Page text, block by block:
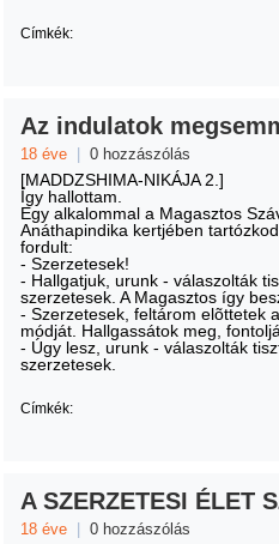
Címkék:
Az indulatok
18 éve 0 hozzászólás
[MADDZSHIMA-NIKÁJA 2.]
Így hallottam.
Egy alkalommal a Magasztos
Anáthapindika kertjében
fordult:
- Szerzetesek!
- Hallgatjuk, urunk - válaszolták
szerzetesek. A Magasztos így
- Szerzetesek, feltárom elõttetek
módját. Hallgassátok meg,
- Úgy lesz, urunk - válaszolták
szerzetesek.
Címkék:
A SZERZETESI ÉLET
18 éve 0 hozzászólás